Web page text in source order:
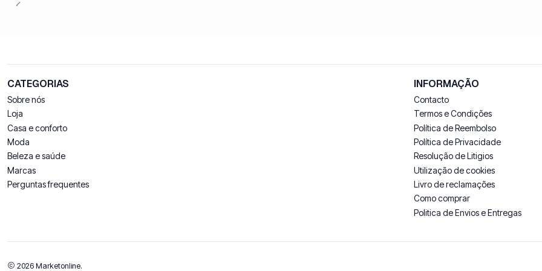
CATEGORIAS
Sobre nós
Loja
Casa e conforto
Moda
Beleza e saúde
Marcas
Perguntas frequentes
INFORMAÇÃO
Contacto
Termos e Condições
Política de Reembolso
Política de Privacidade
Resolução de Litigios
Utilização de cookies
Livro de reclamações
Como comprar
Politica de Envios e Entregas
2026 Marketonline.